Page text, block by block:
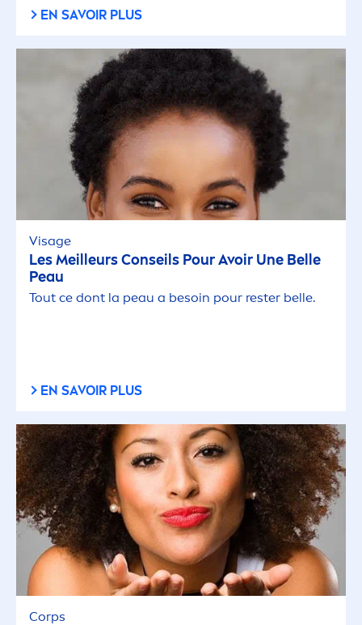
EN SAVOIR PLUS
Visage
Les Meilleurs Conseils Pour Avoir Une Belle
Peau
Tout ce dont la peau a besoin pour rester belle.
EN SAVOIR PLUS
Corps